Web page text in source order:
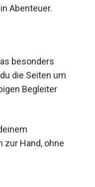
Abenteuer.
besonders
die Seiten um
Begleiter
Hand, ohne